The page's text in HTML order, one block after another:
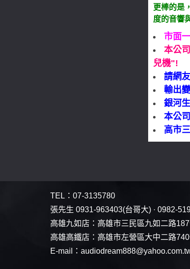
更棒的是
度的音響
市面
本公
兒機"!
請網
輸出
銀河
本公
高市
TEL： 07-3135780
張先生 0931-963403(台哥大) · 0982-
高雄九如店： 高雄市三民區九如二路
高雄高鐵店： 高雄市左營區大中二路
E-mail：